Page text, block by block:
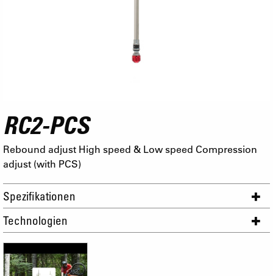
RC2-PCS
Rebound adjust High speed & Low speed Compression
adjust (with PCS)
Spezifikationen
Technologien